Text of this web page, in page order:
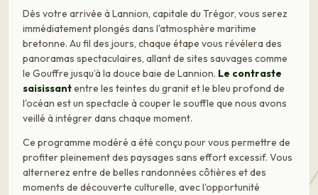
Dès votre arrivée à Lannion, capitale du Trégor, vous serez
immédiatement plongés dans l'atmosphère maritime
bretonne. Au fil des jours, chaque étape vous révélera des
panoramas spectaculaires, allant de sites sauvages comme
le Gouffre jusqu’à la douce baie de Lannion. Le contraste
saisissantentre les teintes du granit et le bleu profond de
l'océan est un spectacle à couper le souffle que nous avons
veillé à intégrer dans chaque moment.
Ce programme modéré a été conçu pour vous permettre de
profiter pleinement des paysages sans effort excessif. Vous
alternerez entre de belles randonnées côtières et des
moments de découverte culturelle, avec l'opportunité